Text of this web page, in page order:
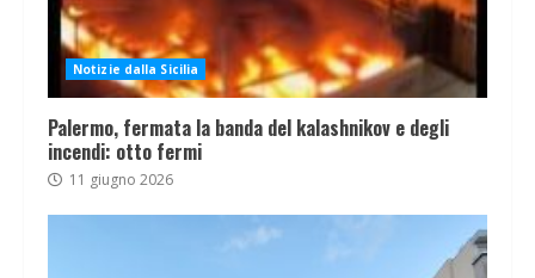
Notizie dalla Sicilia
Palermo, fermata la banda del kalashnikov e degli
incendi: otto fermi
11 giugno 2026